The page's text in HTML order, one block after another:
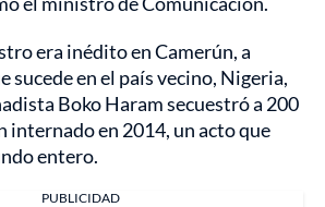
era inédito en Camerún, a
sucede en el país vecino, Nigeria,
Boko Haram secuestró a 200
internado en 2014, un acto que
entero.
PUBLICIDAD